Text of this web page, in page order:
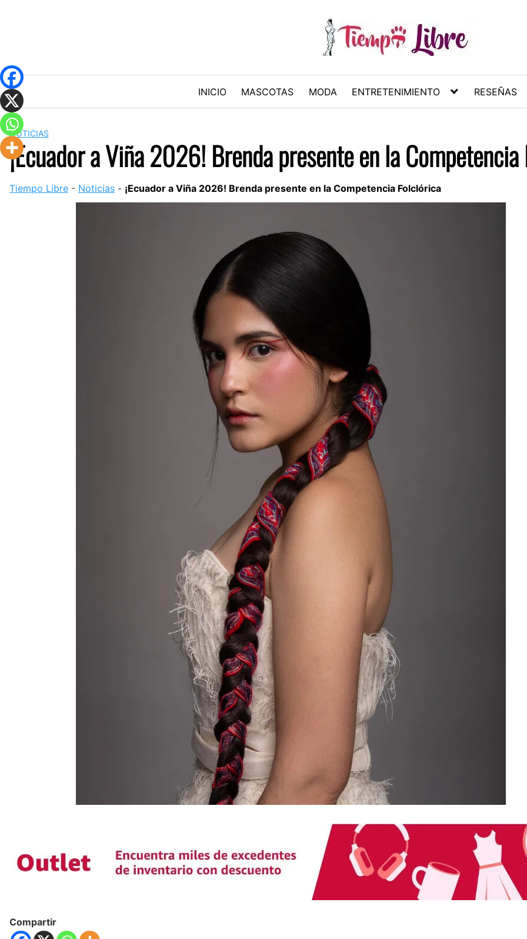
INICIO MASCOTAS MODA ENTRETENIMIENTO RESEÑAS
NOTICIAS
¡Ecuador a Viña 2026! Brenda presente en la
Tiempo Libre - Noticias - ¡Ecuador a Viña 2026! Brenda presente en la Competencia Folclórica
Compartir